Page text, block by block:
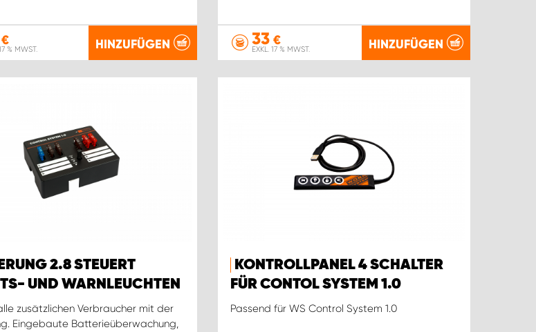
% MWST. HINZUFÜGEN 33 €
EXKL. 17 % MWST. HINZUFÜGEN
2.8 STEUERT
UND WARNLEUCHTEN
zusätzlichen Verbraucher mit der
Eingebaute Batterieüberwachung,
KONTROLLPANEL 4 SCHALTER
FÜR CONTOL SYSTEM 1.0
Passend für WS Control System 1.0